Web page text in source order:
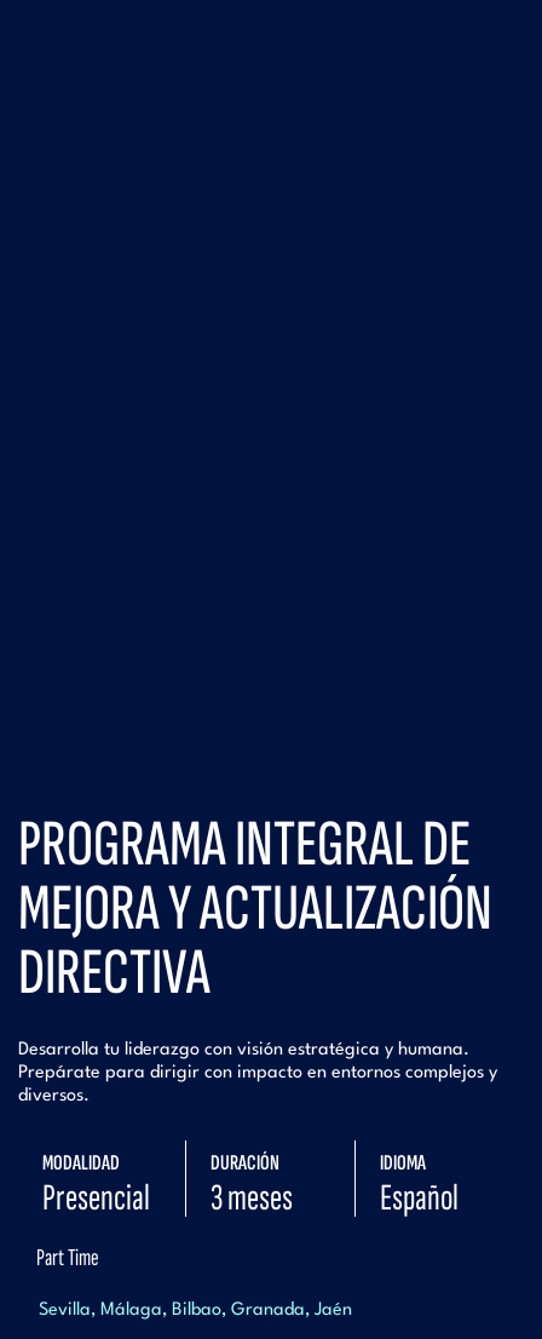
PROGRAMA INTEGRAL DE
MEJORA Y ACTUALIZACIÓN
DIRECTIVA
Desarrolla tu liderazgo con visión estratégica y humana.
Prepárate para dirigir con impacto en entornos complejos y
diversos.
MODALIDAD
Presencial
DURACIÓN
3 meses
IDIOMA
Español
Part Time
Sevilla Málaga Bilbao Granada Jaén